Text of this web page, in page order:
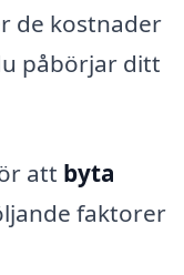
de kostnader
påbörjar ditt
att byta
faktorer